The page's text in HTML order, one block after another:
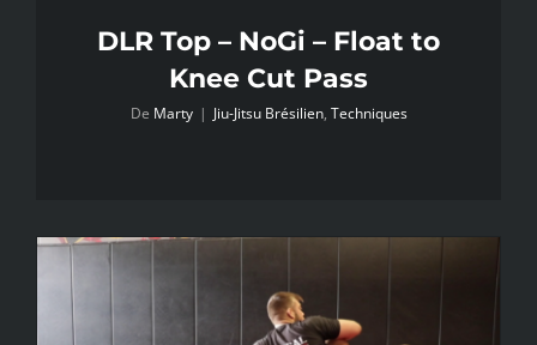
DLR Top – NoGi – Float to
Knee Cut Pass
De Marty | Jiu-Jitsu Brésilien, Techniques